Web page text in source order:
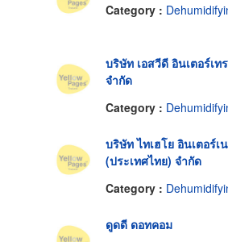
Category :
บริษัท เอสวีดี อินเตอร์เ
จำกัด
Category :
บริษัท ไทเฮโย อินเตอร์
(ประเทศไทย) จำกัด
Category :
ดูดดี ดอทคอม